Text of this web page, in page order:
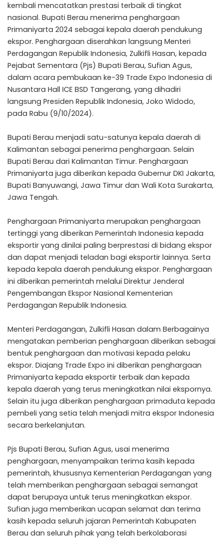
kembali mencatatkan prestasi terbaik di tingkat
nasional. Bupati Berau menerima penghargaan
Primaniyarta 2024 sebagai kepala daerah pendukung
ekspor. Penghargaan diserahkan langsung Menteri
Perdagangan Republik Indonesia, Zulkifli Hasan, kepada
Pejabat Sementara (Pjs) Bupati Berau, Sufian Agus,
dalam acara pembukaan ke-39 Trade Expo Indonesia di
Nusantara Hall ICE BSD Tangerang, yang dihadiri
langsung Presiden Republik Indonesia, Joko Widodo,
pada Rabu (9/10/2024).
Bupati Berau menjadi satu-satunya kepala daerah di
Kalimantan sebagai penerima penghargaan. Selain
Bupati Berau dari Kalimantan Timur. Penghargaan
Primaniyarta juga diberikan kepada Gubernur DKI Jakarta,
Bupati Banyuwangi, Jawa Timur dan Wali Kota Surakarta,
Jawa Tengah.
Penghargaan Primaniyarta merupakan penghargaan
tertinggi yang diberikan Pemerintah Indonesia kepada
eksportir yang dinilai paling berprestasi di bidang ekspor
dan dapat menjadi teladan bagi eksportir lainnya. Serta
kepada kepala daerah pendukung ekspor. Penghargaan
ini diberikan pemerintah melalui Direktur Jenderal
Pengembangan Ekspor Nasional Kementerian
Perdagangan Republik Indonesia.
Menteri Perdagangan, Zulkifli Hasan dalam Berbagainya
mengatakan pemberian penghargaan diberikan sebagai
bentuk penghargaan dan motivasi kepada pelaku
ekspor. Diajang Trade Expo ini diberikan penghargaan
Primaniyarta kepada eksportir terbaik dan kepada
kepala daerah yang terus meningkatkan nilai ekspornya.
Selain itu juga diberikan penghargaan primaduta kepada
pembeli yang setia telah menjadi mitra ekspor Indonesia
secara berkelanjutan.
Pjs Bupati Berau, Sufian Agus, usai menerima
penghargaan, menyampaikan terima kasih kepada
pemerintah, khususnya Kementerian Perdagangan yang
telah memberikan penghargaan sebagai semangat
dapat berupaya untuk terus meningkatkan ekspor.
Sufian juga memberikan ucapan selamat dan terima
kasih kepada seluruh jajaran Pemerintah Kabupaten
Berau dan seluruh pihak yang telah berkolaborasi